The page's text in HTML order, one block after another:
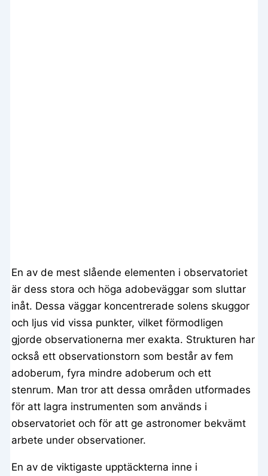
En av de mest slående elementen i observatoriet
är dess stora och höga adobeväggar som sluttar
inåt. Dessa väggar koncentrerade solens skuggor
och ljus vid vissa punkter, vilket förmodligen
gjorde observationerna mer exakta. Strukturen har
också ett observationstorn som består av fem
adoberum, fyra mindre adoberum och ett
stenrum. Man tror att dessa områden utformades
för att lagra instrumenten som används i
observatoriet och för att ge astronomer bekvämt
arbete under observationer.
En av de viktigaste upptäckterna inne i